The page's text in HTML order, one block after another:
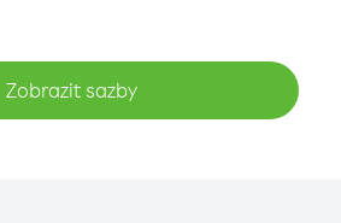
Zobrazit sazby